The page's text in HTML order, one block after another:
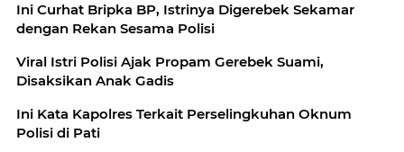
Ini Curhat Bripka BP, Istrinya Digerebek Sekamar
dengan Rekan Sesama Polisi
Viral Istri Polisi Ajak Propam Gerebek Suami,
Disaksikan Anak Gadis
Ini Kata Kapolres Terkait Perselingkuhan Oknum
Polisi di Pati